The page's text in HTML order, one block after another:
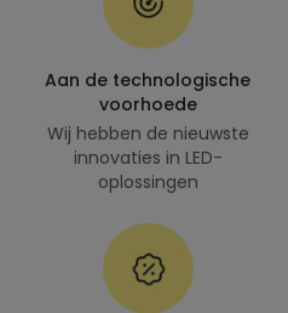
Aan de technologische
voorhoede
Wij hebben de nieuwste
innovaties in LED-
oplossingen